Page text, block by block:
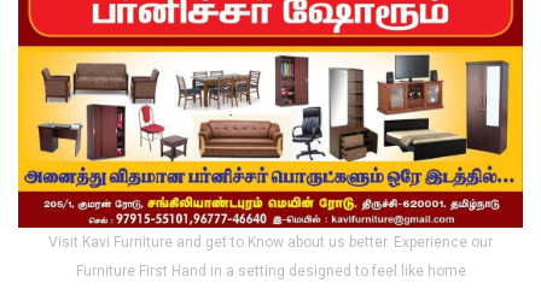
Visit Kavi Furniture and get to Know about us better. Experience our
Furniture First Hand in a setting designed to feel like home